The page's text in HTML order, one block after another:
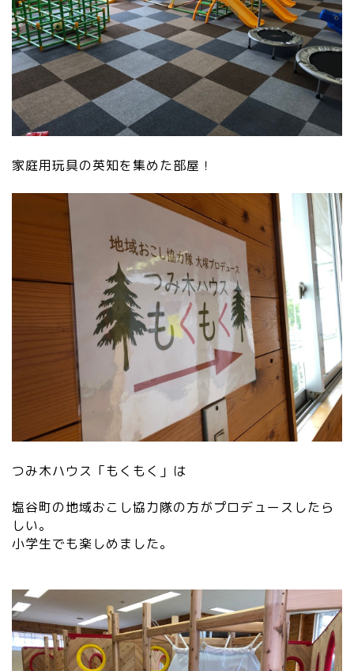
家庭用玩具の英知を集めた部屋！
つみ木ハウス「もくもく」は
塩谷町の地域おこし協力隊の方がプロデュースしたら
しい。
小学生でも楽しめました。